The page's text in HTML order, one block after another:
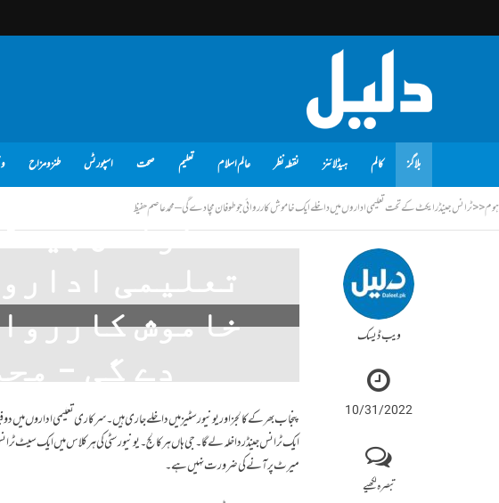
بلاگز کالم ہیڈلائنز نقطہ نظر عالم اسلام تعلیم صحت اسپورٹس طنز و مزاح
ہوم<<ٹرانس جینڈر ایکٹ کے تحت تعلیمی اداروں میں داخلے ایک خاموش کارروائی جو طوفان مچا دے گی – محمدعاصم حفیظ
ویب ڈیسک
10/31/2022
تبصرہ لکھیے
ٹرانس
تعلیمی
خاموش
دے گی –
10/31/2022
پنجاب بھر کے کالجز اور یونیورسٹیز میں داخلے جاری ہیں ۔ سرکاری تعلیمی اداروں میں
ایک ٹرانس جینڈر داخلہ لے گا ۔ جی ہاں ہر کالج ۔ یونیورسٹی کی ہر کلاس میں ایک
میرٹ پر آنے کی ضرورت نہیں ہے ۔